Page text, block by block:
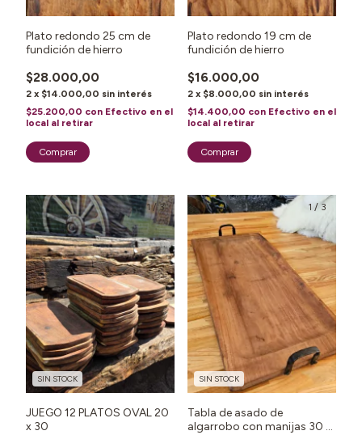
Plato redondo 25 cm de
fundición de hierro
$28.000,00
2 x $14.000,00 sin interés
$25.200,00 con Efectivo en el
local al retirar
Plato redondo 19 cm de
fundición de hierro
$16.000,00
2 x $8.000,00 sin interés
$14.400,00 con Efectivo en el
local al retirar
1/3
SIN STOCK
JUEGO 12 PLATOS OVAL 20
x 30
1 / 3
SIN STOCK
Tabla de asado de
algarrobo con manijas 30 X